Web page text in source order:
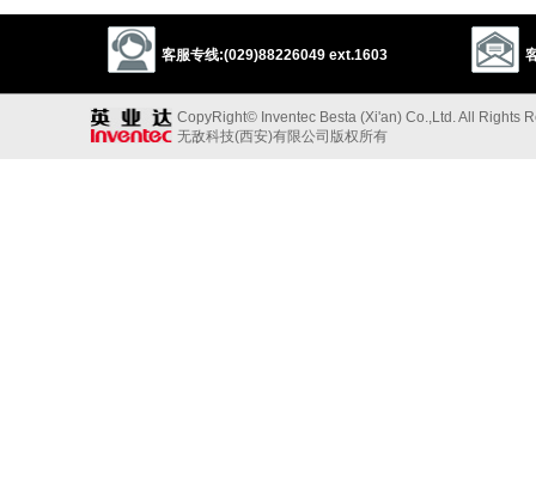
客服专线:(029)88226049 ext.1603
CopyRight© Inventec Besta (Xi'an) Co.,Ltd. All Rights
无敌科技(西安)有限公司版权所有